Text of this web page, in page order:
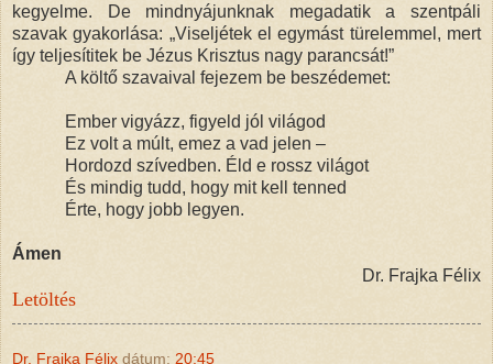
kegyelme. De mindnyájunknak megadatik a szentpáli
szavak gyakorlása: „Viseljétek el egymást türelemmel, mert
így teljesítitek be Jézus Krisztus nagy parancsát!”
A költő szavaival fejezem be beszédemet:
Ember vigyázz, figyeld jól világod
Ez volt a múlt, emez a vad jelen –
Hordozd szívedben. Éld e rossz világot
És mindig tudd, hogy mit kell tenned
Érte, hogy jobb legyen.
Ámen
Dr. Frajka Félix
Letöltés
Dr. Frajka Félix dátum: 20:45